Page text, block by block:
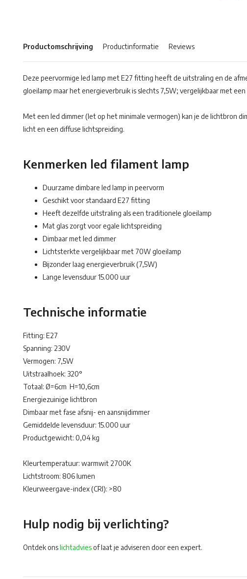
Productomschrijving Productinformatie Reviews
Deze peervormige led lamp met E27 fitting heeft de uitstraling en de
gloeilamp maar het energieverbruik is slechts 7,5W; vergelijkbaar met
Met een led dimmer (let op het minimale vermogen) kan je de lichtbron
licht en een diffuse lichtspreiding.
Kenmerken led filament lamp
Duurzame dimbare led lamp in peervorm
Geschikt voor standaard E27 fitting
Heeft dezelfde uitstraling als een traditionele gloeilamp
Mat glas zorgt voor egale lichtspreiding
Dimbaar met led dimmer
Lichtsterkte vergelijkbaar met 70W gloeilamp
Bijzonder laag energieverbruik (7,5W)
Lange levensduur 15.000 uur
Technische informatie
Fitting: E27
Spanning: 230V
Vermogen: 7,5W
Uitstraalhoek: 320°
Totaal: Ø=6cm H=10,6cm
Energiezuinige lichtbron
Dimbaar met fase afsnij- en aansnijdimmer
Gemiddelde levensduur: 15.000 uur
Productgewicht: 0,04 kg
Kleurtemperatuur: warmwit 2700K
Lichtstroom: 806 lumen
Kleurweergave-index (CRI): >80
Hulp nodig bij verlichting?
Ontdek onslichtadviesof laat je adviseren door een expert.